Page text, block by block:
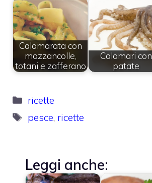
Calamarata con
mazzancolle,
totani e zafferano
Calamari con
patate
Categorie
ricette
Tag
pesce, ricette
Leggi anche: